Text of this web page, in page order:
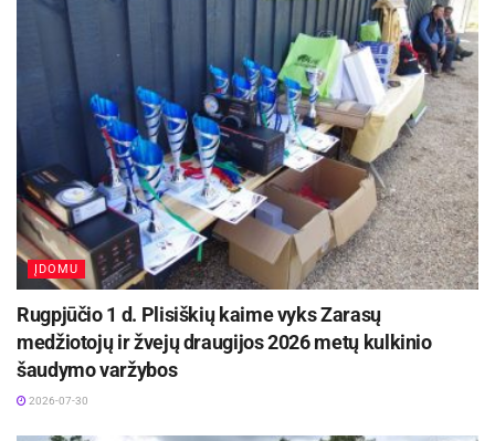
ĮDOMU
Rugpjūčio 1 d. Plisiškių kaime vyks Zarasų
medžiotojų ir žvejų draugijos 2026 metų kulkinio
šaudymo varžybos
2026-07-30